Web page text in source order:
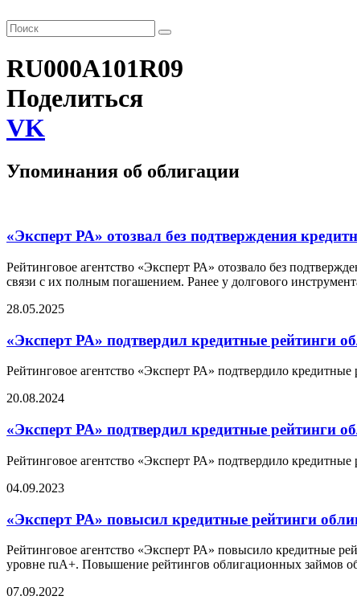
RU000A101R09
Поделиться
VK
Упоминания об облигации
«Эксперт РА» отозвал без подтверждения
Рейтинговое агентство «Эксперт РА» отозвало без
связи с их полным погашением. Ранее у долгового
28.05.2025
«Эксперт РА» подтвердил кредитные рейтинги
Рейтинговое агентство «Эксперт РА» подтвердило
20.08.2024
«Эксперт РА» подтвердил кредитные рейтинги
Рейтинговое агентство «Эксперт РА» подтвердило
04.09.2023
«Эксперт РА» повысил кредитные рейтинги
Рейтинговое агентство «Эксперт РА» повысило кредитные
уровне ruA+. Повышение рейтингов облигационных займов
07.09.2022